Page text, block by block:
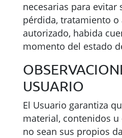
necesarias para evitar
pérdida, tratamiento o
autorizado, habida
momento del estado
USUARIO
El Usuario garantiza
material, contenidos
no sean sus propios